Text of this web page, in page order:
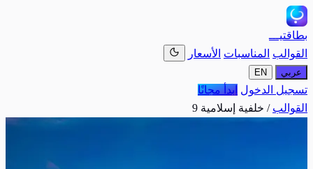
بطاقتيـــ
القوالب المناسبات الأسعار
عربي EN
تسجيل الدخول ابدأ مجانًا
القوالب / خلفية إسلامية 9